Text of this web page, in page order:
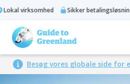
virksomhed Sikker betalingsløsning
Besøg vores globale side